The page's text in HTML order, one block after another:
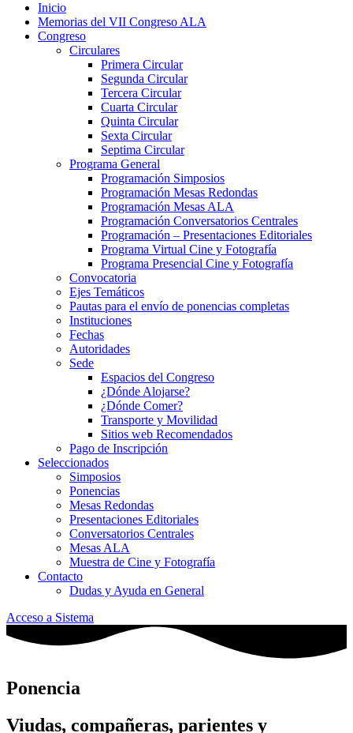
Inicio
Memorias del VII Congreso ALA
Congreso
Circulares
Primera Circular
Segunda Circular
Tercera Circular
Cuarta Circular
Quinta Circular
Sexta Circular
Septima Circular
Programa General
Programación Simposios
Programación Mesas Redondas
Programación Mesas ALA
Programación Conversatorios Centrales
Programación – Presentaciones Editoriales
Programa Virtual Cine y Fotografía
Programa Presencial Cine y Fotografía
Convocatoria
Ejes Temáticos
Pautas para el envío de ponencias completas
Instituciones
Fechas
Autoridades
Sede
Espacios del Congreso
¿Dónde Alojarse?
¿Dónde Comer?
Transporte y Movilidad
Sitios web Recomendados
Pago de Inscripción
Seleccionados
Simposios
Ponencias
Mesas Redondas
Presentaciones Editoriales
Conversatorios Centrales
Mesas ALA
Muestra de Cine y Fotografía
Contacto
Dudas y Ayuda en General
Acceso a Sistema
Ponencia
Viudas, compañeras, parientes y